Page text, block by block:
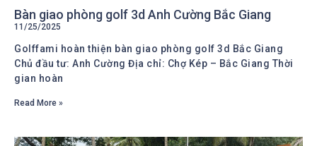
Bàn giao phòng golf 3d Anh Cường Bắc Giang
11/25/2025
Golffami hoàn thiện bàn giao phòng golf 3d Bắc Giang
Chủ đầu tư: Anh Cường Địa chỉ: Chợ Kép – Bắc Giang Thời
gian hoàn
Read More »